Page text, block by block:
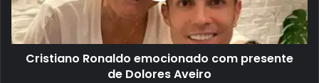
Cristiano Ronaldo emocionado com presente
de Dolores Aveiro